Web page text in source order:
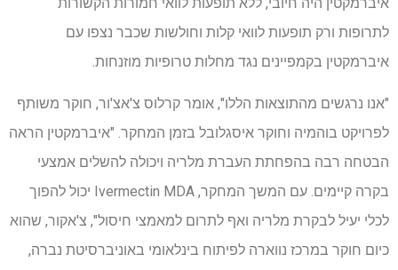
לתרופות ורק תופעות לוואי קלות וחולשות שכבר נצפו עם
איברמקטין בקמפיינים נגד מחלות טרופיות מוזנחות.
"אנו נרגשים מהתוצאות הללו", אומר קרלוס צ'אצ'ור, חוקר משותף
לפרויקט בוהמיה וחוקר איסגלובל בזמן המחקר. "איברמקטין הראה
הבטחה רבה בהפחתת העברת מלריה ויכולה להשלים אמצעי
בקרה קיימים. עם המשך המחקר, Ivermectin MDA יכול להפוך
לכלי יעיל לבקרת מלריה ואף לתרום למאמצי חיסול", צ'אקור, שהוא
כיום חוקר במרכז נווארה לפיתוח בינלאומי באוניברסיטת נברה,